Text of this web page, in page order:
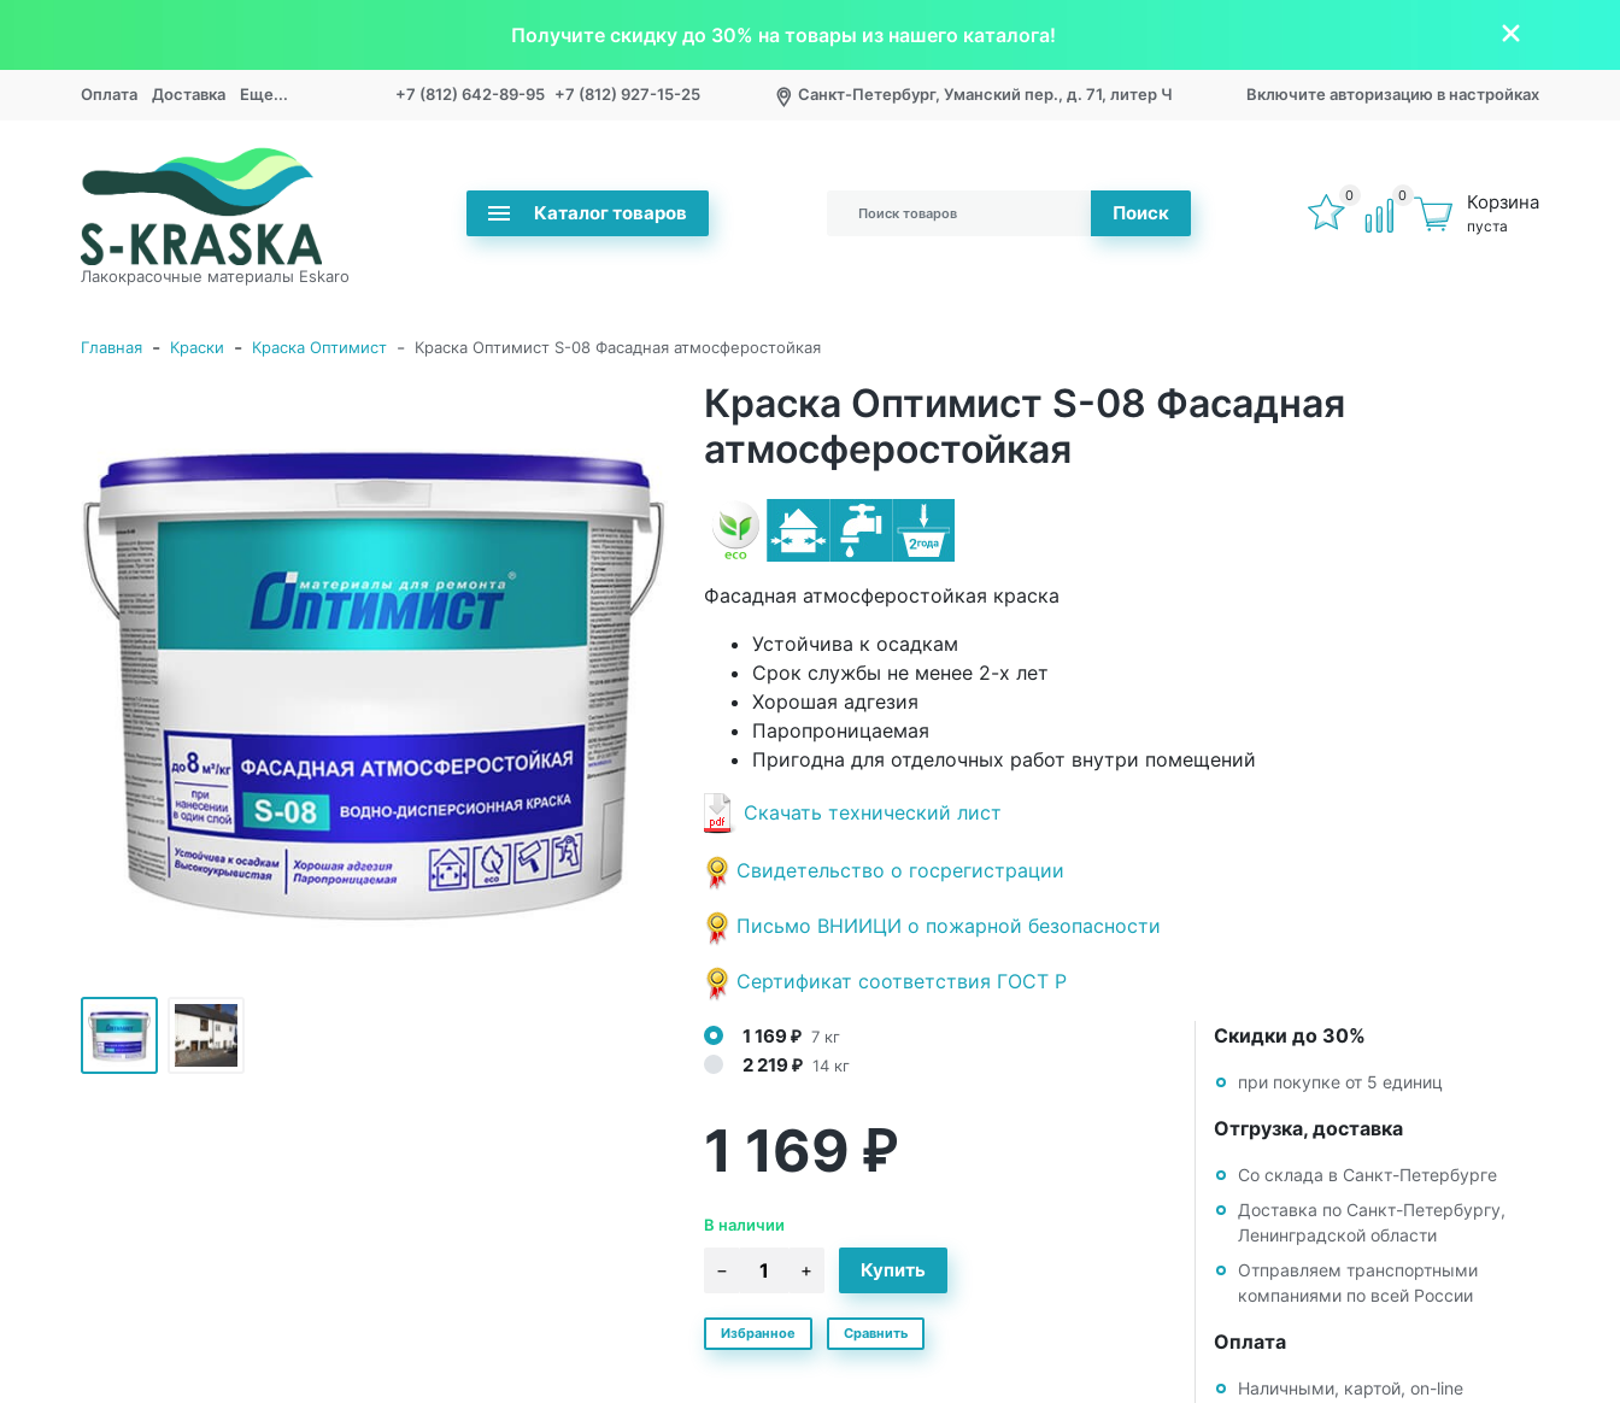
Получите скидку до 30% на товары из нашего каталога!
Оплата Доставка Еще... +7 (812) 642-89-95 +7 (812) 927-15-25 Санкт-Петербург, Уманский пер., д. 71, литер Ч Включите авторизацию в настройках
Лакокрасочные материалы Eskaro
Каталог товаров Поиск
0 0 Корзина
пуста
Главная - Краски - Краска Оптимист - Краска Оптимист S-08 Фасадная атмосферостойкая
Краска Оптимист S-08 Фасадная
атмосферостойкая
Фасадная атмосферостойкая краска
Устойчива к осадкам
Срок службы не менее 2-х лет
Хорошая адгезия
Паропроницаемая
Пригодна для отделочных работ внутри помещений
Скачать технический лист
Свидетельство о госрегистрации
Письмо ВНИИЦИ о пожарной безопасности
Сертификат соответствия ГОСТ Р
1 169 ₽ 7 кг
2 219 ₽ 14 кг
1 169 ₽
В наличии
Избранное Сравнить
Скидки до 30%
при покупке от 5 единиц
Отгрузка, доставка
Со склада в Санкт-Петербурге
Доставка по Санкт-Петербургу,
Ленинградской области
Отправляем транспортными
компаниями по всей России
Оплата
Наличными, картой, on-line